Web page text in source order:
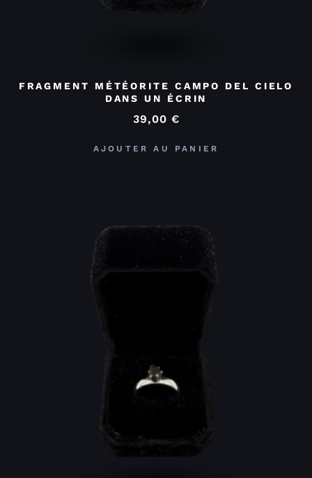
FRAGMENT MÉTÉORITE CAMPO DEL CIELO
DANS UN ÉCRIN
39,00 €
AJOUTER AU PANIER